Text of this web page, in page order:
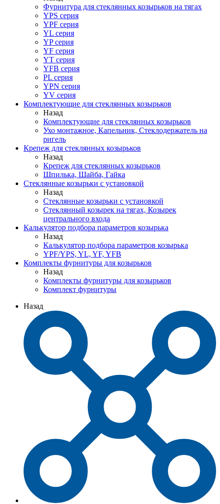
Фурнитура для стеклянных козырьков на тягах
YPS серия
YPF серия
YL серия
YP серия
YF серия
YT серия
YFB серия
PL серия
YPN серия
YV серия
Комплектующие для стеклянных козырьков
Назад
Комплектующие для стеклянных козырьков
Ухо монтажное, Капельник, Стеклодержатель на
ригель
Крепеж для стеклянных козырьков
Назад
Крепеж для стеклянных козырьков
Шпилька, Шайба, Гайка
Стеклянные козырьки с установкой
Назад
Стеклянные козырьки с установкой
Стеклянный козырек на тягах, Козырек
центрального входа
Калькулятор подбора параметров козырька
Назад
Калькулятор подбора параметров козырька
YPF/YPS, YL, YF, YFB
Комплекты фурнитуры для козырьков
Назад
Комплекты фурнитуры для козырьков
Комплект фурнитуры
Назад